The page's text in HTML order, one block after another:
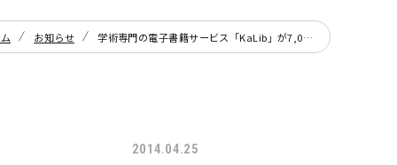
お知らせ 学術専門の電子書籍サービス「KaLib」が7,000ダウンロードを突破致しました
2014.04.25